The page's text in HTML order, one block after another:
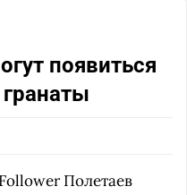
появиться
Полетаев